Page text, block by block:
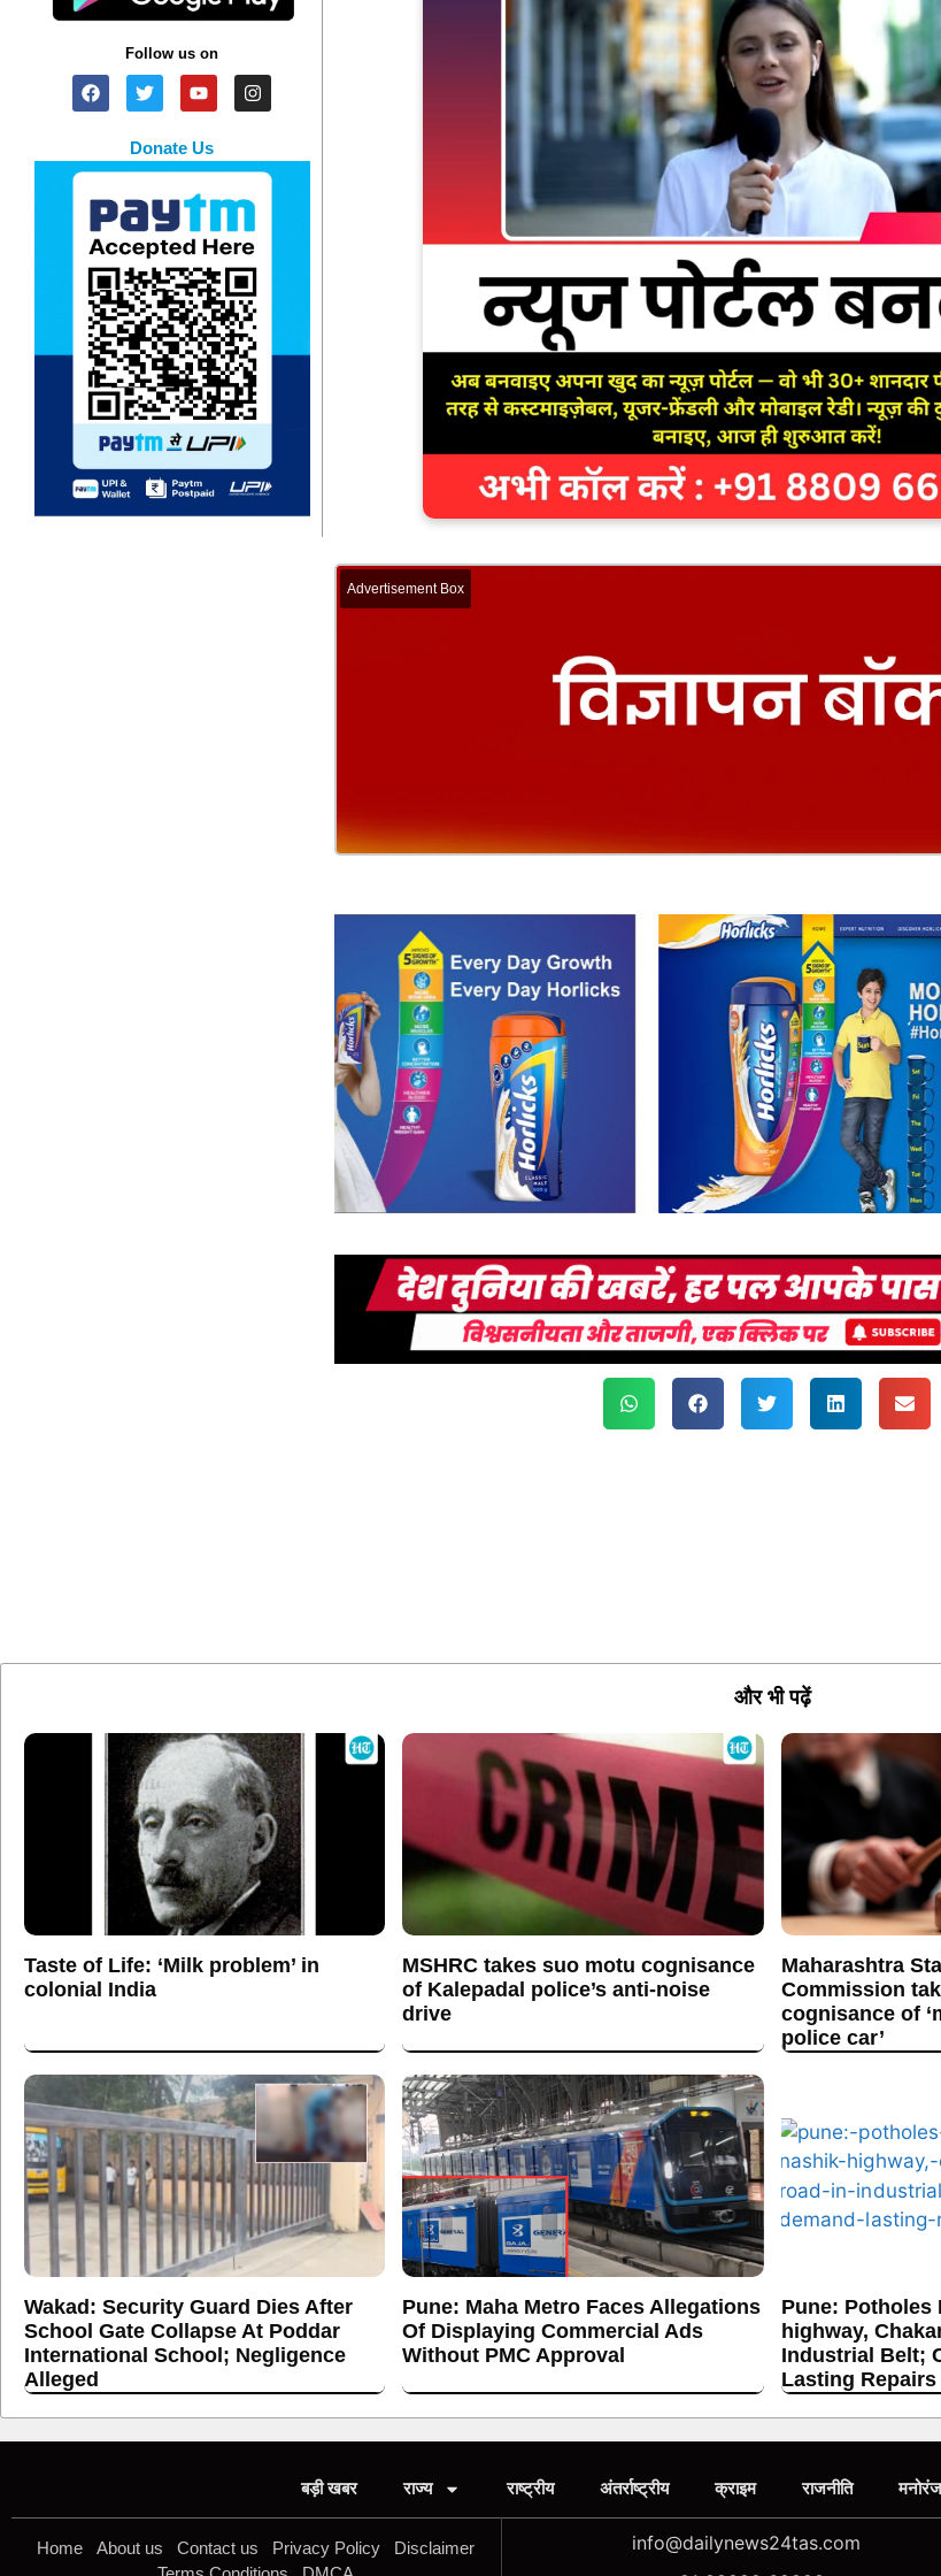
Follow us on
Donate Us
Advertisement Box
और भी पढ़ें
Taste of Life: ‘Milk problem’ in
colonial India
MSHRC takes suo motu cognisance
of Kalepadal police’s anti-noise
drive
Maharashtra
Commission
cognisance of
police car’
Wakad: Security Guard Dies After
School Gate Collapse At Poddar
International School; Negligence
Alleged
Pune: Maha Metro Faces Allegations
Of Displaying Commercial Ads
Without PMC Approval
Pune: Potholes
highway,
Industrial Belt;
Lasting Repairs
बड़ी खबर राज्य राष्ट्रीय अंतर्राष्ट्रीय क्राइम राजनीति
Home About us Contact us Privacy Policy
Disclaimer
info@dailynews24tas.com